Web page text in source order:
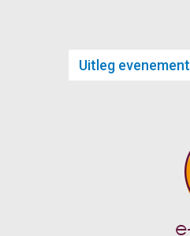
Uitleg evenement